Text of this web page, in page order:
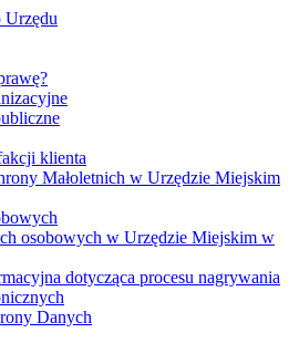
klienta
Małoletnich w Urzędzie Miejskim
osobowych w Urzędzie Miejskim w
dotycząca procesu nagrywania
Danych